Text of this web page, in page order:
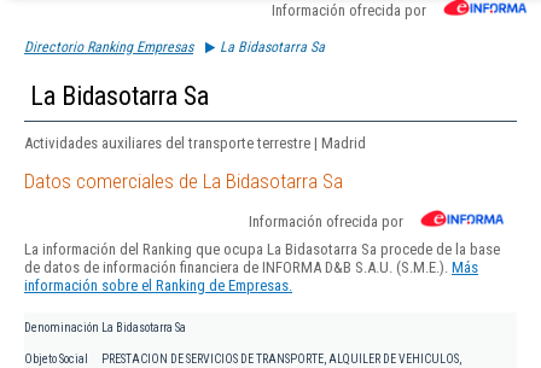
Información ofrecida por
Directorio Ranking Empresas La Bidasotarra Sa
La Bidasotarra Sa
Actividades auxiliares del transporte terrestre | Madrid
Datos comerciales de La Bidasotarra Sa
Información ofrecida por
La información del Ranking que ocupa La Bidasotarra Sa procede de la base
de datos de información financiera de INFORMA D&B S.A.U. (S.M.E.). Más
información sobre el Ranking de Empresas.
Denominación La Bidasotarra Sa
Objeto Social
PRESTACION DE SERVICIOS DE TRANSPORTE, ALQUILER DE VEHICULOS,